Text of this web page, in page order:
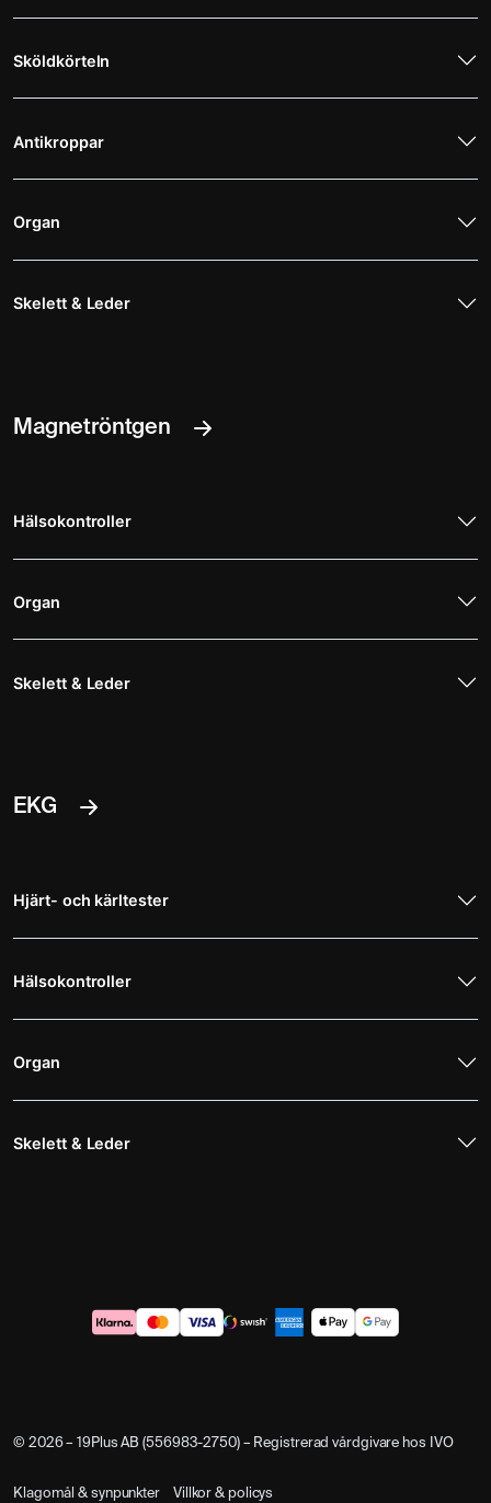
Sköldkörteln
Antikroppar
Organ
Skelett & Leder
Magnetröntgen
Hälsokontroller
Organ
Skelett & Leder
EKG
Hjärt- och kärltester
Hälsokontroller
Organ
Skelett & Leder
© 2026 – 19Plus AB (556983-2750) – Registrerad vårdgivare hos IVO
Klagomål & synpunkter Villkor & policys